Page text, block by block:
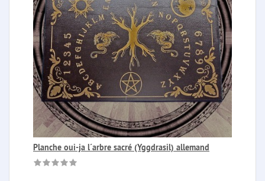
Planche oui-ja l´arbre sacré (Yggdrasil) allemand